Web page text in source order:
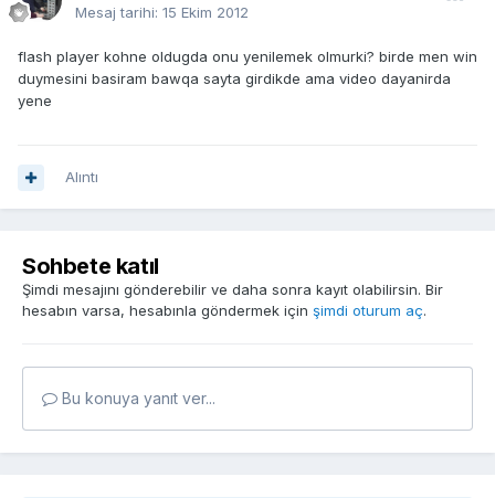
Mesaj tarihi: 15 Ekim 2012
flash player kohne oldugda onu yenilemek olmurki? birde men win
duymesini basiram bawqa sayta girdikde ama video dayanirda
yene
Alıntı
Sohbete katıl
Şimdi mesajını gönderebilir ve daha sonra kayıt olabilirsin. Bir
hesabın varsa, hesabınla göndermek için şimdi oturum aç.
Bu konuya yanıt ver...